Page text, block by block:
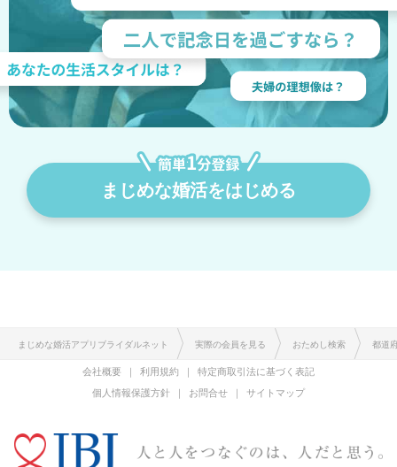
まじめな婚活をはじめる
まじめな婚活アプリブライダルネット 実際の会員を見る おためし検索 都道
会社概要 利用規約
特定商取引法に基づく表記
個人情報保護方針
お問合せ サイトマップ